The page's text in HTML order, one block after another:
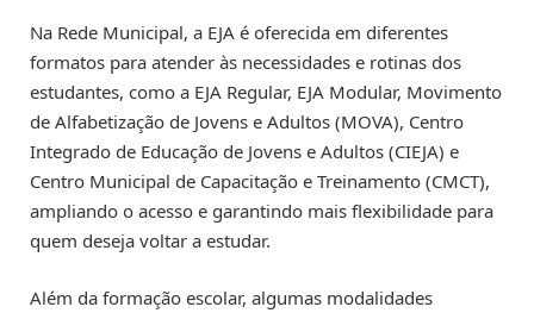
Na Rede Municipal, a EJA é oferecida em diferentes
formatos para atender às necessidades e rotinas dos
estudantes, como a EJA Regular, EJA Modular, Movimento
de Alfabetização de Jovens e Adultos (MOVA), Centro
Integrado de Educação de Jovens e Adultos (CIEJA) e
Centro Municipal de Capacitação e Treinamento (CMCT),
ampliando o acesso e garantindo mais flexibilidade para
quem deseja voltar a estudar.
Além da formação escolar, algumas modalidades